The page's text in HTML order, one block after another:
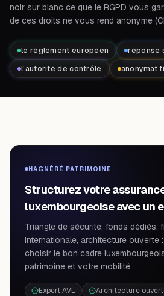
noir sur blanc ce que le RGPD vous
de ces droits ne vous rend anonyme
le règlement européen
réponse
l'autorité de contrôle
anonymat
HAGNÉRÉ PATRIMOINE
Structurez votre
luxembourgeoise avec un
Triangle de sécurité, fonds dédiés,
internationale, architecture
choisir le bon cadre
patrimoine et votre mobilité.
Expert AVL
Architecture